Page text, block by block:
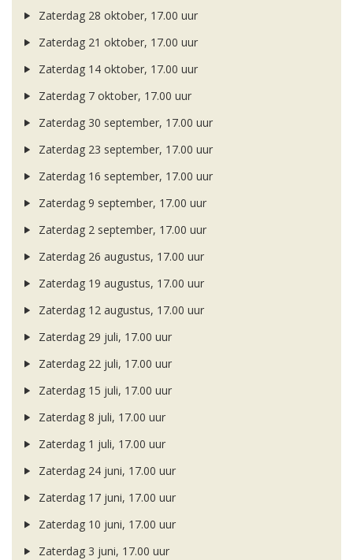
Zaterdag 28 oktober, 17.00 uur
Zaterdag 21 oktober, 17.00 uur
Zaterdag 14 oktober, 17.00 uur
Zaterdag 7 oktober, 17.00 uur
Zaterdag 30 september, 17.00 uur
Zaterdag 23 september, 17.00 uur
Zaterdag 16 september, 17.00 uur
Zaterdag 9 september, 17.00 uur
Zaterdag 2 september, 17.00 uur
Zaterdag 26 augustus, 17.00 uur
Zaterdag 19 augustus, 17.00 uur
Zaterdag 12 augustus, 17.00 uur
Zaterdag 29 juli, 17.00 uur
Zaterdag 22 juli, 17.00 uur
Zaterdag 15 juli, 17.00 uur
Zaterdag 8 juli, 17.00 uur
Zaterdag 1 juli, 17.00 uur
Zaterdag 24 juni, 17.00 uur
Zaterdag 17 juni, 17.00 uur
Zaterdag 10 juni, 17.00 uur
Zaterdag 3 juni, 17.00 uur